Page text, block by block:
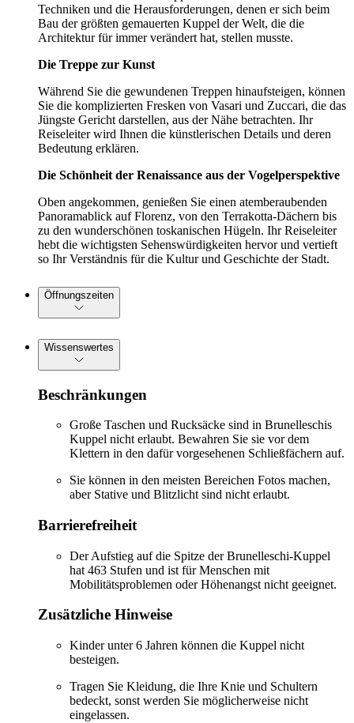
Techniken und die Herausforderungen, denen er sich beim
Bau der größten gemauerten Kuppel der Welt, die die
Architektur für immer verändert hat, stellen musste.
Die Treppe zur Kunst
Während Sie die gewundenen Treppen hinaufsteigen, können
Sie die komplizierten Fresken von Vasari und Zuccari, die das
Jüngste Gericht darstellen, aus der Nähe betrachten. Ihr
Reiseleiter wird Ihnen die künstlerischen Details und deren
Bedeutung erklären.
Die Schönheit der Renaissance aus der Vogelperspektive
Oben angekommen, genießen Sie einen atemberaubenden
Panoramablick auf Florenz, von den Terrakotta-Dächern bis
zu den wunderschönen toskanischen Hügeln. Ihr Reiseleiter
hebt die wichtigsten Sehenswürdigkeiten hervor und vertieft
so Ihr Verständnis für die Kultur und Geschichte der Stadt.
Öffnungszeiten
Wissenswertes
Beschränkungen
Große Taschen und Rucksäcke sind in Brunelleschis
Kuppel nicht erlaubt. Bewahren Sie sie vor dem
Klettern in den dafür vorgesehenen Schließfächern auf.
Sie können in den meisten Bereichen Fotos machen,
aber Stative und Blitzlicht sind nicht erlaubt.
Barrierefreiheit
Der Aufstieg auf die Spitze der Brunelleschi-Kuppel
hat 463 Stufen und ist für Menschen mit
Mobilitätsproblemen oder Höhenangst nicht geeignet.
Zusätzliche Hinweise
Kinder unter 6 Jahren können die Kuppel nicht
besteigen.
Tragen Sie Kleidung, die Ihre Knie und Schultern
bedeckt, sonst werden Sie möglicherweise nicht
eingelassen.